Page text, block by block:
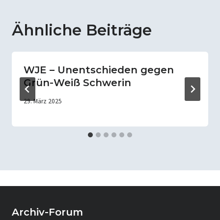
Ähnliche Beiträge
WJE – Unentschieden gegen
Grün-Weiß Schwerin
29. März 2025
Archiv-Forum